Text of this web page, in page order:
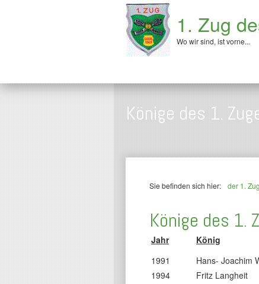
1. Zug
Wo wir sind, ist vorne...
Könige des 1.
Sie befinden sich hier: der 1. Zug
Könige des 1.
Jahr König
1991
Hans- Joachim
1994
Fritz Langheit